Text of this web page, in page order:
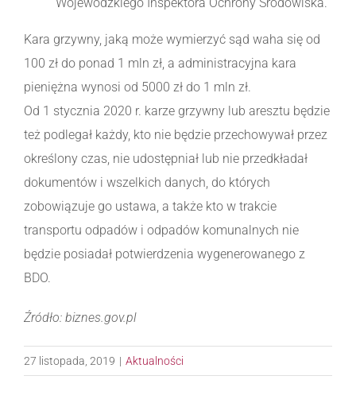
Wojewódzkiego Inspektora Ochrony Środowiska.
Kara grzywny, jaką może wymierzyć sąd waha się od
100 zł do ponad 1 mln zł, a administracyjna kara
pieniężna wynosi od 5000 zł do 1 mln zł.
Od 1 stycznia 2020 r. karze grzywny lub aresztu będzie
też podlegał każdy, kto nie będzie przechowywał przez
określony czas, nie udostępniał lub nie przedkładał
dokumentów i wszelkich danych, do których
zobowiązuje go ustawa, a także kto w trakcie
transportu odpadów i odpadów komunalnych nie
będzie posiadał potwierdzenia wygenerowanego z
BDO.
Źródło: biznes.gov.pl
27 listopada, 2019 | Aktualności